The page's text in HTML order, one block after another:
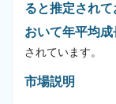
ると推定されて
おいて年平均
されています。
市場説明